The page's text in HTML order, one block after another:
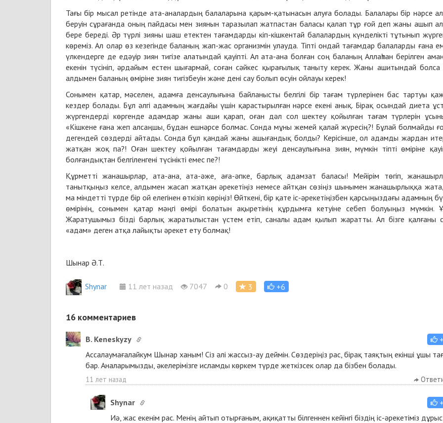
Тағы бір мысал ретінде ата-аналардың балаларына қарым-қатынасын алуға болады. Балалары бір нәрсе
беруін сұрағанда оның пайдасы мен зиянын таразылап жатпастан баласы қалап тұр ғой деп жаны ашып
бере береді. Әр түрлі зияны шаш етектен тағамдарды кіп-кішкентай балалардың күнделікті тұтынып
көреміз. Ал олар өз кезегінде баланың жап-жас организмін улауда. Тіпті ондай тағамдар балаларды ғана
үлкендерге де едәуір зиян тигізе алатындай қауіпті. Ал ата-ана болған соң баланың Аллаһтан берілген
екенін түсініп, әрдайым естен шығармай, соған сәйкес қырағылық таныту керек. Жаны ашитындай
алдымен баланың өміріне зиян тигізбеуін және дені сау болып өсуін ойлауы керек!
Сонымен қатар, мәселен, адамға денсаулығына байланысты белгілі бір тағам түрлерінен бас тартуы
кездер болады. Бұл әлгі адамның жағдайы үшін қарастырылған нәрсе екені анық. Бірақ осындай диета
жүргендерді көргенде адамдар жаны аши қарап, оған дәл сол шектеу қойылған тағам түрлерін
«Кішкене ғана жеп алсаңшы, бұдан ешнәрсе болмас. Сонда мұны жемей қалай жүресің?! Бұлай болмайды
дегендей сөздерді айтады. Сонда бұл қандай жаны ашығандық болды? Керісінше, ол адамды жардан
жатқан жоқ па?! Оған шектеу қойылған тағамдарды жеуі денсаулығына зиян, мүмкін тіпті өміріне
болғандықтан белгіленгені түсінікті емес пе?!
Құрметті жанашырлар, ата-ана, ата-әже, аға-әпке, барлық адамзат баласы! Мейірім төгіп,
танытқыңыз келсе, алдымен жасап жатқан әрекетіңіз немесе айтқан сөзіңіз шынымен жанашырлыққа
ма міндетті түрде бір ой елегінен өткізіп көріңіз! Өйткені, бір қате іс-әрекетіңізбен қарсыңыздағы адамның
өмірінің, сонымен қатар мәңгі өмірі болатын ақыретінің құрдымға кетуіне себеп болуыңыз мүмкін.
Жаратушымыз бізді барлық жаратылыстан үстем етіп, саналы адам қылып жаратты. Ал бізге қалғаны
«адам» деген атқа лайықты әрекет ету болмақ!
Шынар Ә.Т.
Shynar 11 лет назад 7047 0 3 +6
16 комментариев
B. Keneskyzy
Ассалаумағалайкум Шынар ханым! Сіз әлі жассыз-ау деймін. Сөздеріңіз рас, бірақ таяқтың екінші ұшы
бар. Аналарымызды, әкелерімізге исламды көркем түрде жеткізсек олар да бізбен болады.
11 лет назад
Shynar
Иә, жас екенім рас. Менің айтып отырғаным, ақиқатты білгеннен кейінгі біздің іс-әрекетіміз дұрыс